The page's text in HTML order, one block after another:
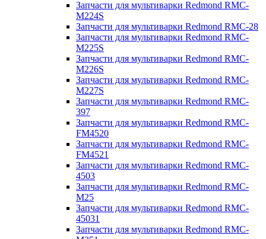
Запчасти для мультиварки Redmond RMC-
M224S
Запчасти для мультиварки Redmond RMC-28
Запчасти для мультиварки Redmond RMC-
M225S
Запчасти для мультиварки Redmond RMC-
M226S
Запчасти для мультиварки Redmond RMC-
M227S
Запчасти для мультиварки Redmond RMC-
397
Запчасти для мультиварки Redmond RMC-
FM4520
Запчасти для мультиварки Redmond RMC-
FM4521
Запчасти для мультиварки Redmond RMC-
4503
Запчасти для мультиварки Redmond RMC-
M25
Запчасти для мультиварки Redmond RMC-
45031
Запчасти для мультиварки Redmond RMC-